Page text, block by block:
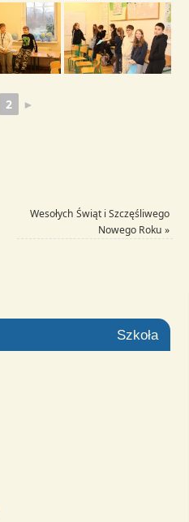
2 ►
Wesołych Świąt i Szczęśliwego
Nowego Roku »
Szkoła